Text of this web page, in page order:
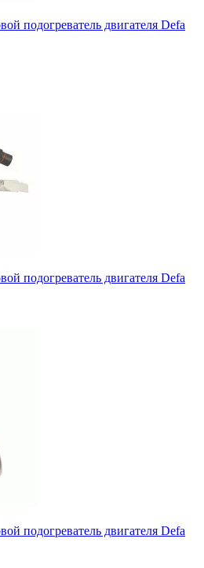
подогреватель двигателя Defa
подогреватель двигателя Defa
подогреватель двигателя Defa